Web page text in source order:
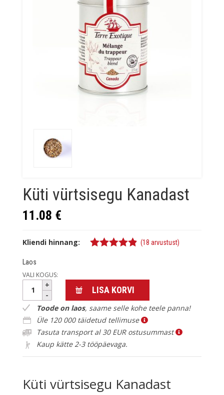
Küti vürtsisegu Kanadast
11.08 €
Kliendi hinnang: (18 arvustust)
Laos
VALI KOGUS:
vürtsisegu
Kanadast
LISA KORVI
Toode on laos, saame selle kohe teele panna!
Üle 120 000 täidetud tellimuse
Tasuta transport al 30 EUR ostusummast
Kaup kätte 2-3 tööpäevaga.
Küti vürtsisegu Kanadast